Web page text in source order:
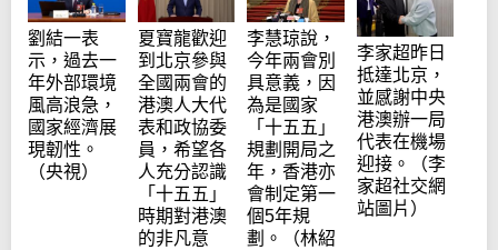
劉結一表
示，過去一
年外部環境
風高浪急，
國家經濟展
現韌性。
（央視）
夏寶龍歡迎
到北京參與
全國兩會的
港澳人大代
表和政協委
員，希望各
人充分認識
「十五五」
時期對港澳
的非凡意
李慧琼說，
今年兩會別
具意義，因
為是國家
「十五五」
規劃開局之
年，香港亦
會制定第一
個5年規
劃。（林紹
李家超昨日
抵達北京，
並感謝中央
港澳辦一局
代表在機場
迎接。（李
家超社交網
站圖片）